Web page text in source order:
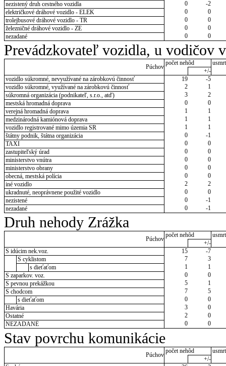
nezistený druh cestného vozidla
0
-2
električkové dráhové vozidlo - ELEK
0
0
trolejbusové dráhové vozidlo - TR
0
0
železničné dráhové vozidlo - ZE
0
0
nezadané
0 0
Prevádzkovateľ vozidla, u vodičov
Púchov
počet nehôd
+/-
vozidlo súkromné, nevyužívané na zárobkovú činnosť
19
-5
vozidlo súkromné, využívané na zárobkovú činnosť
2
1
súkromná organizácia (podnikateľ, s.r.o., atď)
3
2
mestská hromadná doprava
0
0
verejná hromadná doprava
1
1
medzinárodná kamiónová doprava
1
1
vozidlo registrované mimo územia SR
1
1
štátny podnik, štátna organizácia
0
-1
TAXI
0
0
zastupiteľský úrad
0
0
ministerstvo vnútra
0
0
ministerstvo obrany
0
0
obecná, mestská polícia
0
0
iné vozidlo
2
2
ukradnuté, neoprávnene použité vozidlo
0
0
nezistené
0
-1
nezadané
0 -1
Druh nehody Zrážka
Púchov
počet nehôd
+/-
S idúcim nek.voz.
15
-7
S cyklistom
7
3
s dieťaťom
1
1
S zaparkov. voz.
0
0
S pevnou prekážkou
5
1
S chodcom
7
5
s dieťaťom
0
0
Havária
3
0
Ostatné
2
0
NEZADANÉ
0 0
Stav povrchu komunikácie
Púchov
počet nehôd
+/-